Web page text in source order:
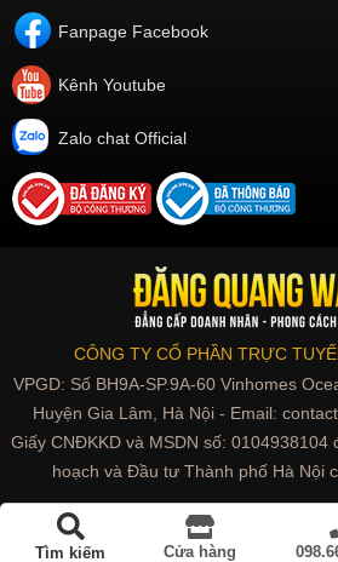
Tìm kiếm Cửa hàng
Fanpage Facebook
Kênh Youtube
Zalo chat Official
CÔNG TY CỔ PHẦN TRỰC
VPGD: Số BH9A-SP.9A-60 Vinhomes
Huyện Gia Lâm, Hà Nội - Email:
Giấy CNĐKKD và MSDN số: 0104938104
hoạch và Đầu tư Thành phố Hà Nội